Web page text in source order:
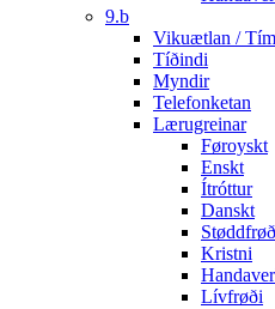
9.b
Vikuætlan /
Tíðindi
Myndir
Telefonketan
Lærugreinar
Føroyskt
Enskt
Ítróttur
Danskt
Kristni
Lívfrøði